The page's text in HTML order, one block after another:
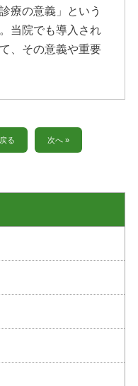
療の意義」という
当院でも導入され
、その意義や重要
る 次へ »